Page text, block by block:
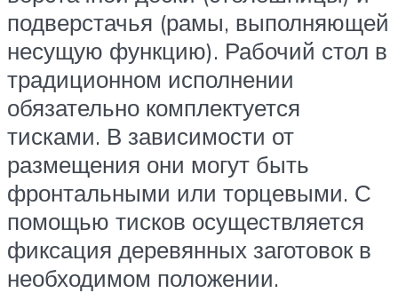
подверстачья (рамы, выполняющей
несущую функцию). Рабочий стол в
традиционном исполнении
обязательно комплектуется
тисками. В зависимости от
размещения они могут быть
фронтальными или торцевыми. С
помощью тисков осуществляется
фиксация деревянных заготовок в
необходимом положении.